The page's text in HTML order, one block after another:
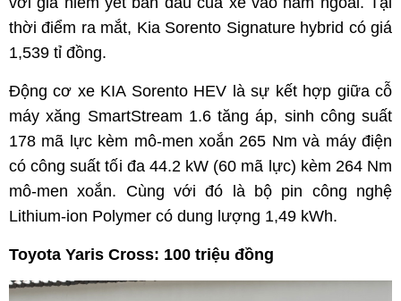
thời điểm ra mắt, Kia Sorento Signature hybrid có giá
1,539 tỉ đồng.
Động cơ xe KIA Sorento HEV là sự kết hợp giữa cỗ
máy xăng SmartStream 1.6 tăng áp, sinh công suất
178 mã lực kèm mô-men xoắn 265 Nm và máy điện
có công suất tối đa 44.2 kW (60 mã lực) kèm 264 Nm
mô-men xoắn. Cùng với đó là bộ pin công nghệ
Lithium-ion Polymer có dung lượng 1,49 kWh.
Toyota Yaris Cross: 100 triệu đồng